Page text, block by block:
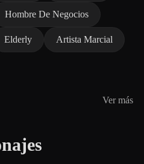
Hombre De Negocios
Elderly Artista Marcial
Ver más